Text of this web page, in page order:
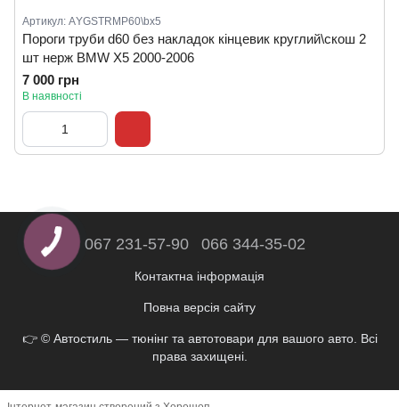
Артикул: АYGSTRMP60\bx5
Пороги труби d60 без накладок кінцевик круглий\скош 2
шт нерж BMW X5 2000-2006
7 000 грн
В наявності
067 231-57-90 066 344-35-02
Контактна інформація
Повна версія сайту
👉 © Автостиль — тюнінг та автотовари для вашого авто. Всі
права захищені.